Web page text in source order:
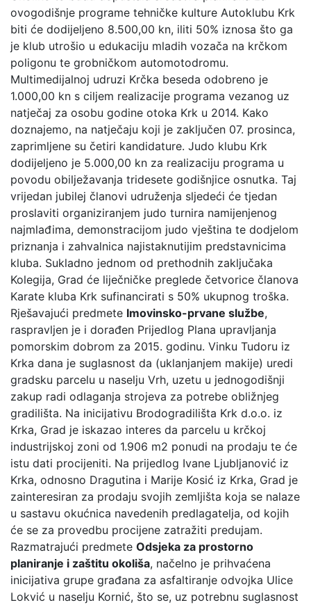
ovogodišnje programe tehničke kulture Autoklubu Krk
biti će dodijeljeno 8.500,00 kn, iliti 50% iznosa što ga
je klub utrošio u edukaciju mladih vozača na krčkom
poligonu te grobničkom automotodromu.
Multimedijalnoj udruzi Krčka beseda odobreno je
1.000,00 kn s ciljem realizacije programa vezanog uz
natječaj za osobu godine otoka Krk u 2014. Kako
doznajemo, na natječaju koji je zaključen 07. prosinca,
zaprimljene su četiri kandidature. Judo klubu Krk
dodijeljeno je 5.000,00 kn za realizaciju programa u
povodu obilježavanja tridesete godišnjice osnutka. Taj
vrijedan jubilej članovi udruženja sljedeći će tjedan
proslaviti organiziranjem judo turnira namijenjenog
najmlađima, demonstracijom judo vještina te dodjelom
priznanja i zahvalnica najistaknutijim predstavnicima
kluba. Sukladno jednom od prethodnih zaključaka
Kolegija, Grad će liječničke preglede četvorice članova
Karate kluba Krk sufinancirati s 50% ukupnog troška.
Rješavajući predmete Imovinsko-prvane službe,
raspravljen je i dorađen Prijedlog Plana upravljanja
pomorskim dobrom za 2015. godinu. Vinku Tudoru iz
Krka dana je suglasnost da (uklanjanjem makije) uredi
gradsku parcelu u naselju Vrh, uzetu u jednogodišnji
zakup radi odlaganja strojeva za potrebe obližnjeg
gradilišta. Na inicijativu Brodogradilišta Krk d.o.o. iz
Krka, Grad je iskazao interes da parcelu u krčkoj
industrijskoj zoni od 1.906 m2 ponudi na prodaju te će
istu dati procijeniti. Na prijedlog Ivane Ljubljanović iz
Krka, odnosno Dragutina i Marije Kosić iz Krka, Grad je
zainteresiran za prodaju svojih zemljišta koja se nalaze
u sastavu okućnica navedenih predlagatelja, od kojih
će se za provedbu procijene zatražiti predujam.
Razmatrajući predmete Odsjeka za prostorno
planiranje i zaštitu okoliša, načelno je prihvaćena
inicijativa grupe građana za asfaltiranje odvojka Ulice
Lokvić u naselju Kornić, što se, uz potrebnu suglasnost